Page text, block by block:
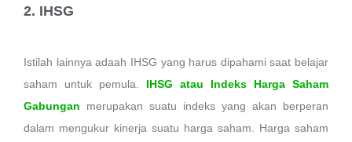
2. IHSG
Istilah lainnya adaah IHSG yang harus dipahami saat belajar
saham untuk pemula. IHSG atau Indeks Harga Saham
Gabungan merupakan suatu indeks yang akan berperan
dalam mengukur kinerja suatu harga saham. Harga saham